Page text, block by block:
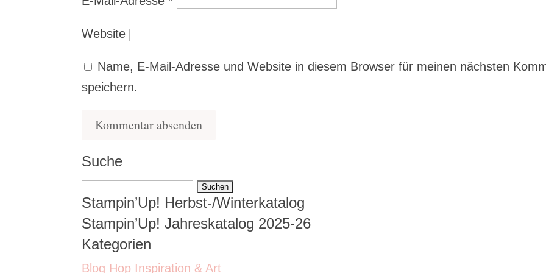
Website
Name, E-Mail-Adresse und Website in diesem Browser für meinen nächsten
speichern.
Suche
Suchen
nach:
Stampin’Up! Herbst-/Winterkatalog
Stampin’Up! Jahreskatalog 2025-26
Kategorien
Blog Hop Inspiration & Art